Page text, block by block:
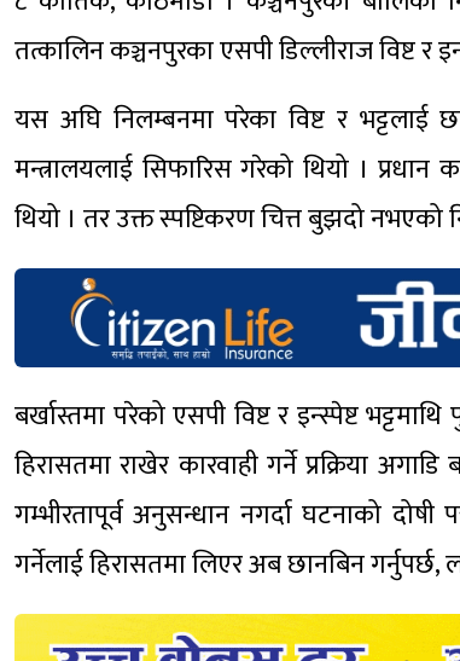
तत्कालिन कञ्चनपुरका एसपी डिल्लीराज विष्ट र
यस अघि निलम्बनमा परेका विष्ट र भट्टलाई
मन्त्रालयलाई सिफारिस गरेको थियो । प्रधान
थियो । तर उक्त स्पष्टिकरण चित्त बुझदो नभएको
बर्खास्तमा परेको एसपी विष्ट र इन्स्पेष्ट
हिरासतमा राखेर कारवाही गर्ने प्रक्रिया
गम्भीरतापूर्व अनुसन्धान नगर्दा घटनाको
गर्नेलाई हिरासतमा लिएर अब छानबिन गर्नुपर्छ,